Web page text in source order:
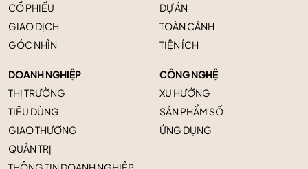
CỔ PHIẾU
GIAO DỊCH
GÓC NHÌN
DỰ ÁN
TOÀN CẢNH
TIỆN ÍCH
DOANH NGHIỆP
THỊ TRƯỜNG
TIÊU DÙNG
GIAO THƯƠNG
QUẢN TRỊ
CÔNG NGHỆ
XU HƯỚNG
SẢN PHẨM SỐ
ỨNG DỤNG